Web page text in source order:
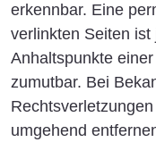
erkennbar. Eine
verlinkten Seiten
Anhaltspunkte
zumutbar. Bei
umgehend